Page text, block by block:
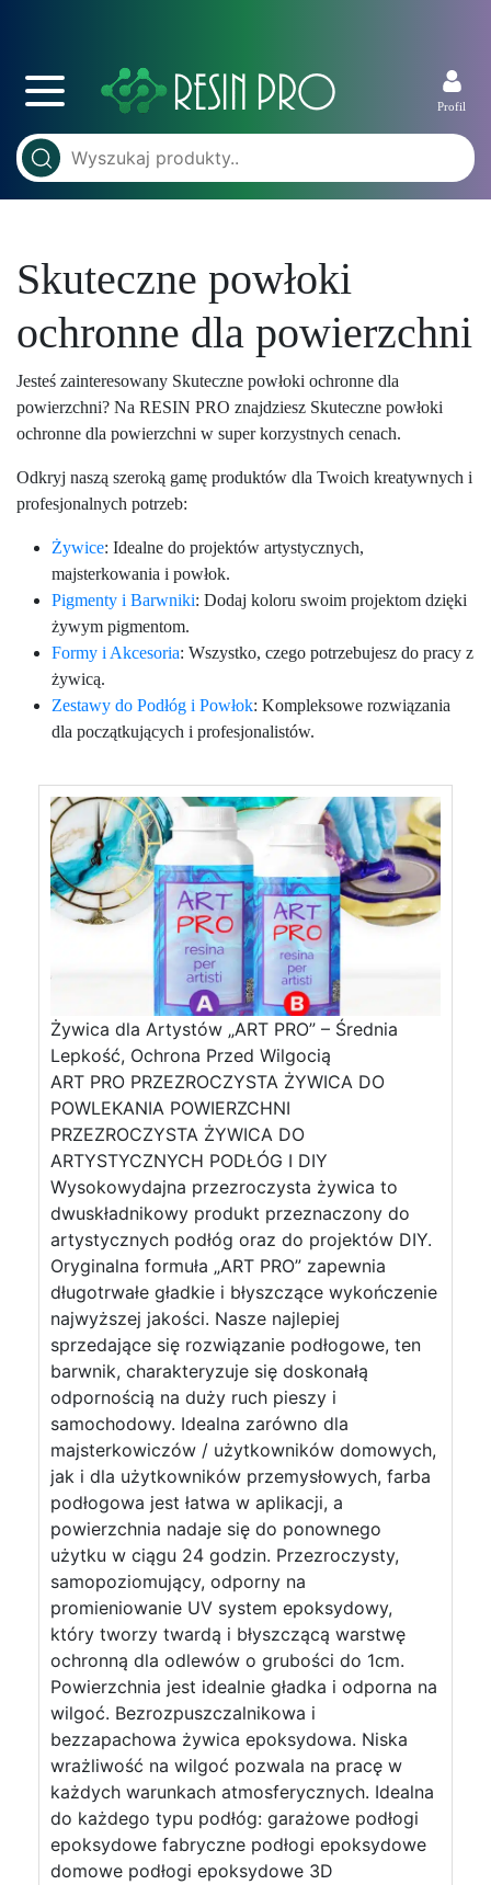
Profil
Skuteczne powłoki
ochronne dla powierzchni
Jesteś zainteresowany Skuteczne powłoki ochronne dla
powierzchni? Na RESIN PRO znajdziesz Skuteczne powłoki
ochronne dla powierzchni w super korzystnych cenach.
Odkryj naszą szeroką gamę produktów dla Twoich kreatywnych i
profesjonalnych potrzeb:
Żywice: Idealne do projektów artystycznych,
majsterkowania i powłok.
Pigmenty i Barwniki: Dodaj koloru swoim projektom dzięki
żywym pigmentom.
Formy i Akcesoria: Wszystko, czego potrzebujesz do pracy z
żywicą.
Zestawy do Podłóg i Powłok: Kompleksowe rozwiązania
dla początkujących i profesjonalistów.
Żywica dla Artystów „ART PRO” – Średnia
Lepkość, Ochrona Przed Wilgocią
ART PRO PRZEZROCZYSTA ŻYWICA DO
POWLEKANIA POWIERZCHNI
PRZEZROCZYSTA ŻYWICA DO
ARTYSTYCZNYCH PODŁÓG I DIY
Wysokowydajna przezroczysta żywica to
dwuskładnikowy produkt przeznaczony do
artystycznych podłóg oraz do projektów DIY.
Oryginalna formuła „ART PRO” zapewnia
długotrwałe gładkie i błyszczące wykończenie
najwyższej jakości. Nasze najlepiej
sprzedające się rozwiązanie podłogowe, ten
barwnik, charakteryzuje się doskonałą
odpornością na duży ruch pieszy i
samochodowy. Idealna zarówno dla
majsterkowiczów / użytkowników domowych,
jak i dla użytkowników przemysłowych, farba
podłogowa jest łatwa w aplikacji, a
powierzchnia nadaje się do ponownego
użytku w ciągu 24 godzin. Przezroczysty,
samopoziomujący, odporny na
promieniowanie UV system epoksydowy,
który tworzy twardą i błyszczącą warstwę
ochronną dla odlewów o grubości do 1cm.
Powierzchnia jest idealnie gładka i odporna na
wilgoć. Bezrozpuszczalnikowa i
bezzapachowa żywica epoksydowa. Niska
wrażliwość na wilgoć pozwala na pracę w
każdych warunkach atmosferycznych. Idealna
do każdego typu podłóg: garażowe podłogi
epoksydowe fabryczne podłogi epoksydowe
domowe podłogi epoksydowe 3D